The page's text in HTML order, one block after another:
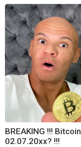
Orientierung und
Erfolg mit einer
Dein Coach Cecil
https://
https://
BREAKING !!!
02.07.20xx? !!!